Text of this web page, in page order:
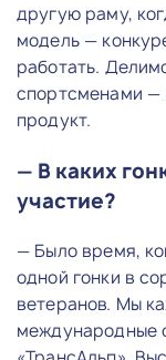
другую раму,
модель —
работать.
спортсменами —
продукт.
— В каких
участие?
— Было время,
одной гонки в
ветеранов. Мы
международные